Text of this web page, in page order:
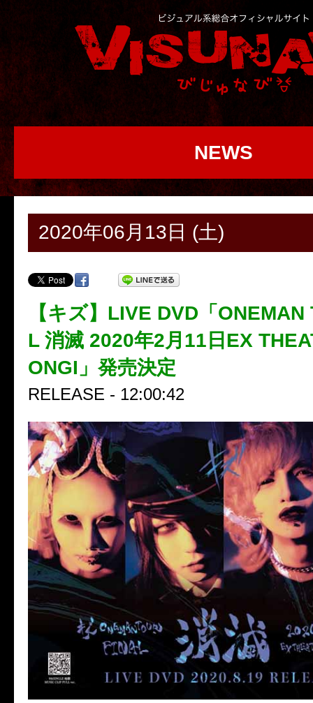
NEWS
2020年06月13日 (土)
【キズ】LIVE DVD「
L 消滅 2020年2月11日EX
ONGI」発売決定
RELEASE - 12:00:42